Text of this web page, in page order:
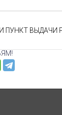
ПУНКТ ВЫДАЧИ